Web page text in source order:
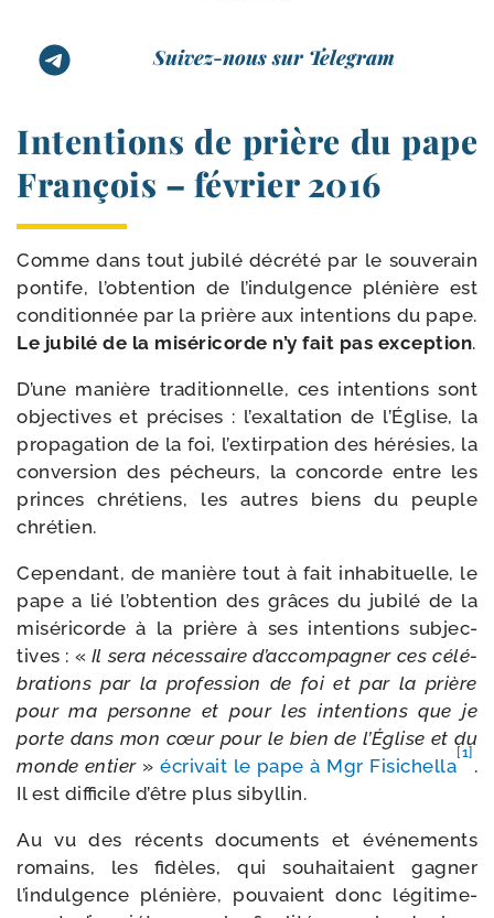
Suivez-nous sur Telegram
Intentions de prière du pape
François – février 2016
Comme dans tout jubi­lé décré­té par le sou­ve­rain
pon­tife, l’obtention de l’indulgence plé­nière est
condi­tion­née par la prière aux inten­tions du pape.
Le jubi­lé de la misé­ri­corde n’y fait pas excep­tion.
D’une manière tra­di­tion­nelle, ces inten­tions sont
objec­tives et pré­cises : l’exaltation de l’Église, la
pro­pa­ga­tion de la foi, l’extirpation des héré­sies, la
conver­sion des pécheurs, la concorde entre les
princes chré­tiens, les autres biens du peuple
chrétien.
Cependant, de manière tout à fait inha­bi­tuelle, le
pape a lié l’obtention des grâces du jubi­lé de la
misé­ri­corde à la prière à ses inten­tions sub­jec­
tives : « Il sera néces­saire d’accompagner ces célé­
bra­tions par la pro­fes­sion de foi et par la prière
pour ma per­sonne et pour les inten­tions que je
porte dans mon cœur pour le bien de l’Église et du
monde entier »écri­vait le pape à Mgr Fisichella
[1]
.
Il est dif­fi­cile d’être plus sibyllin.
Au vu des récents docu­ments et évé­ne­ments
romains, les fidèles, qui sou­hai­taient gagner
l’indulgence plé­nière, pou­vaient donc légi­ti­me­